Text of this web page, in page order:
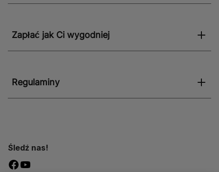
Zapłać jak Ci wygodniej
Regulaminy
Śledź nas!